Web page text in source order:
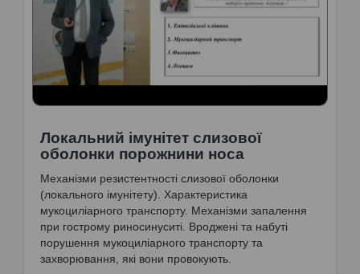
Локальний імунітет слизової
оболонки порожнини носа
Механізми резистентності слизової оболонки
(локального імунітету). Характеристика
мукоциліарного транспорту. Механізми запалення
при гострому риносинуситі. Вроджені та набуті
порушення мукоциліарного транспорту та
захворювання, які вони провокують.